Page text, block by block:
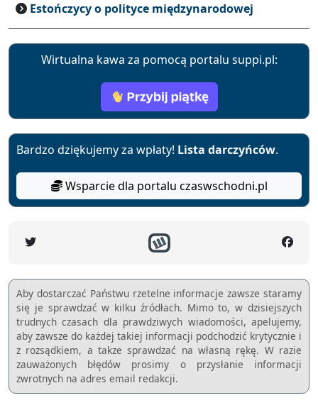
Estończycy o polityce międzynarodowej
Wirtualna kawa za pomocą portalu suppi.pl:
Bardzo dziękujemy za wpłaty! Lista darczyńców.
Wsparcie dla portalu czaswschodni.pl
Aby dostarczać Państwu rzetelne informacje zawsze staramy
się je sprawdzać w kilku źródłach. Mimo to, w dzisiejszych
trudnych czasach dla prawdziwych wiadomości, apelujemy,
aby zawsze do każdej takiej informacji podchodzić krytycznie i
z rozsądkiem, a takze sprawdzać na własną rękę. W razie
zauważonych błędów prosimy o przysłanie informacji
zwrotnych na adres email redakcji.